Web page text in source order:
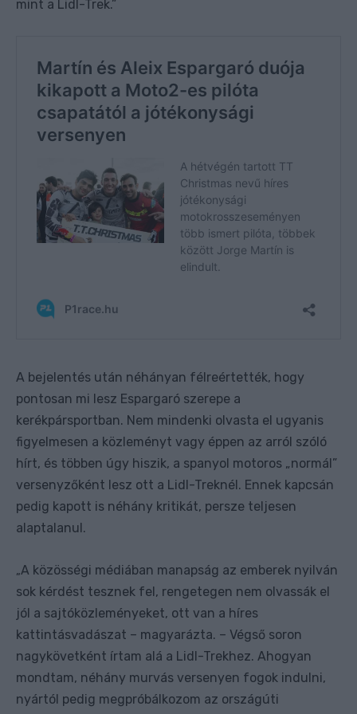
mint a Lidl-Trek.”
A bejelentés után néhányan félreértették, hogy
pontosan mi lesz Espargaró szerepe a
kerékpársportban. Nem mindenki olvasta el ugyanis
figyelmesen a közleményt vagy éppen az arról szóló
hírt, és többen úgy hiszik, a spanyol motoros „normál”
versenyzőként lesz ott a Lidl-Treknél. Ennek kapcsán
pedig kapott is néhány kritikát, persze teljesen
alaptalanul.
„A közösségi médiában manapság az emberek nyilván
sok kérdést tesznek fel, rengetegen nem olvassák el
jól a sajtóközleményeket, ott van a híres
kattintásvadászat – magyarázta. – Végső soron
nagykövetként írtam alá a Lidl-Trekhez. Ahogyan
mondtam, néhány murvás versenyen fogok indulni,
nyártól pedig megpróbálkozom az országúti